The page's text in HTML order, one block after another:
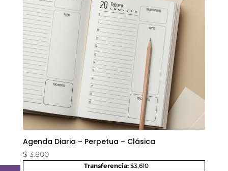
Agenda Diaria – Perpetua – Clásica
$ 3.800
Transferencia:$3,610